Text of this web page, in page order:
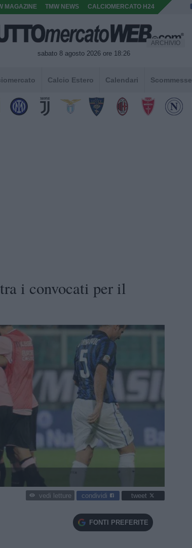
MAGAZINE TMW NEWS CALCIOMERCATO H24
sabato 8 agosto 2026 ore 18:26
ARCHIVIO
Calcio Estero Calendari Scommesse
i convocati per il
vedi letture condividi tweet
FONTI PREFERITE